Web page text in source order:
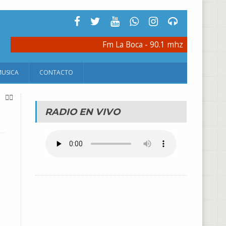
Fm La Boca - 90.1 mhz
CONTACTO
RADIO EN VIVO